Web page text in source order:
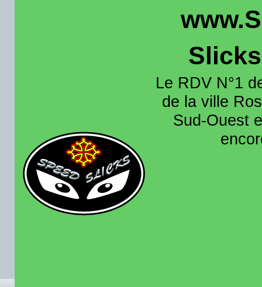
Le RDV N°1
de la ville
Sud-Ouest